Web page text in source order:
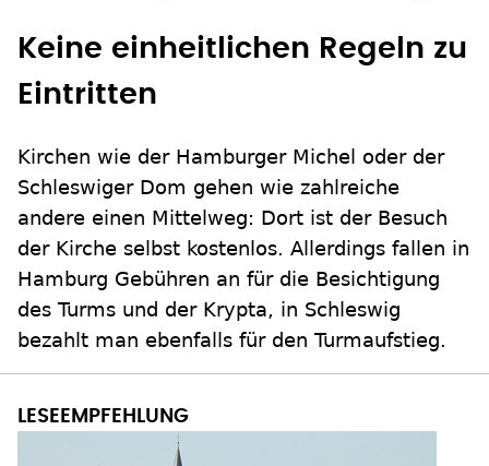
Keine einheitlichen Regeln zu
Eintritten
Kirchen wie der Hamburger Michel oder der
Schleswiger Dom gehen wie zahlreiche
andere einen Mittelweg: Dort ist der Besuch
der Kirche selbst kostenlos. Allerdings fallen in
Hamburg Gebühren an für die Besichtigung
des Turms und der Krypta, in Schleswig
bezahlt man ebenfalls für den Turmaufstieg.